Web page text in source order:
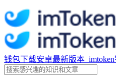
钱包下载安卓最新版本